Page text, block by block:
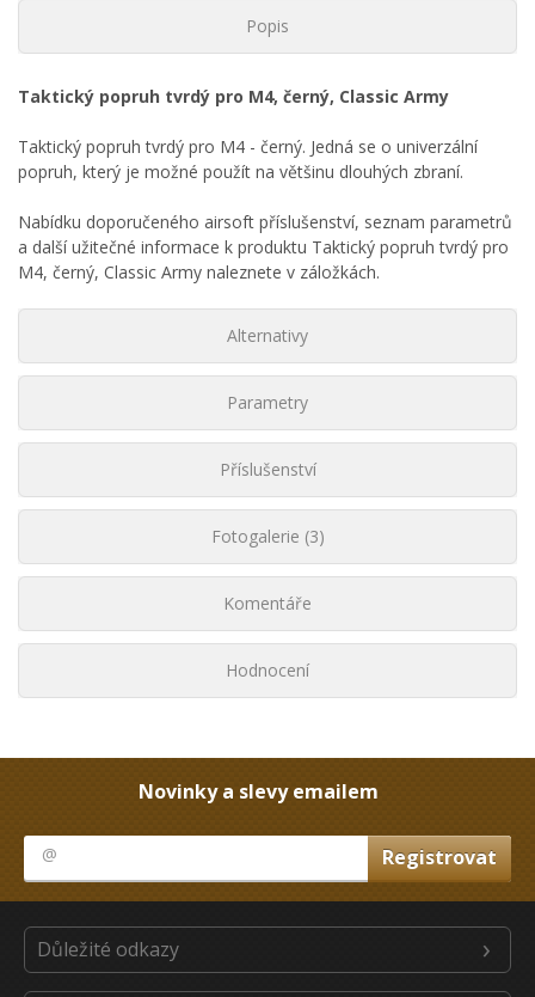
Popis
Taktický popruh tvrdý pro M4, černý, Classic Army
Taktický popruh tvrdý pro M4 - černý. Jedná se o univerzální
popruh, který je možné použít na většinu dlouhých zbraní.
Nabídku doporučeného airsoft příslušenství, seznam parametrů
a další užitečné informace k produktu Taktický popruh tvrdý pro
M4, černý, Classic Army naleznete v záložkách.
Alternativy
Parametry
Příslušenství
Fotogalerie (3)
Komentáře
Hodnocení
Novinky a slevy emailem
Důležité odkazy